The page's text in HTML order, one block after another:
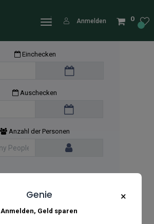
0
Anmelden
Einchecken
Auschecken
Anzahl der Personen
Genie ×
Anmelden, Geld sparen